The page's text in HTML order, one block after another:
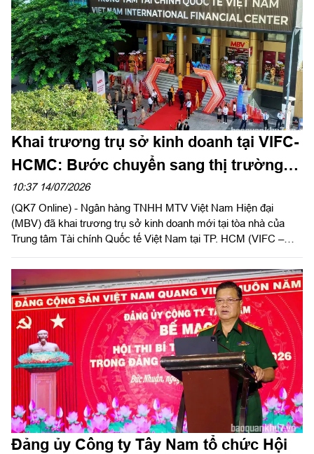
Khai trương trụ sở kinh doanh tại VIFC-
HCMC: Bước chuyển sang thị trường
phía Nam của Ngân hàng MBV
10:37 14/07/2026
(QK7 Online) - Ngân hàng TNHH MTV Việt Nam Hiện đại
(MBV) đã khai trương trụ sở kinh doanh mới tại tòa nhà của
Trung tâm Tài chính Quốc tế Việt Nam tại TP. HCM (VIFC –
chính thức từ MBV khi hiện diện tại đại lộ Nguyễn Huệ, mở đầu
cho bước đồng hành cùng hạ tầng tài chính mới của Thành
phố. Đây cũng là công trình ý nghĩa chào mừng kỷ niệm 50
năm Thành phố vinh dự mang tên Chủ tịch Hồ Chí Minh và
hướng tới cột mốc 30 năm Ngân hàng Thương mại cổ phần
Quân đội (MB) có mặt tại khu vực phía Nam.
Đảng ủy Công ty Tây Nam tổ chức Hội